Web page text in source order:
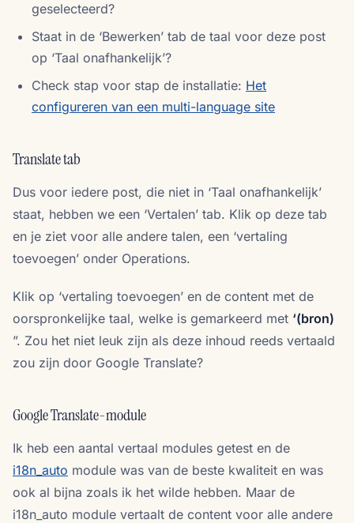
geselecteerd?
Staat in de ‘Bewerken’ tab de taal voor deze post
op ‘Taal onafhankelijk’?
Check stap voor stap de installatie: Het
configureren van een multi-language site
Translate tab
Dus voor iedere post, die niet in ‘Taal onafhankelijk’
staat, hebben we een ‘Vertalen’ tab. Klik op deze tab
en je ziet voor alle andere talen, een ‘vertaling
toevoegen’ onder Operations.
Klik op ‘vertaling toevoegen’ en de content met de
oorspronkelijke taal, welke is gemarkeerd met ‘(bron)
”. Zou het niet leuk zijn als deze inhoud reeds vertaald
zou zijn door Google Translate?
Google Translate-module
Ik heb een aantal vertaal modules getest en de
i18n_auto module was van de beste kwaliteit en was
ook al bijna zoals ik het wilde hebben. Maar de
i18n_auto module vertaalt de content voor alle andere